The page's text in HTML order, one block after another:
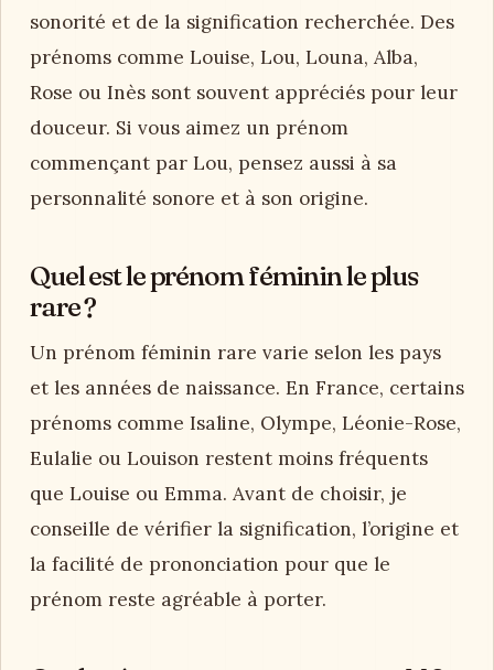
sonorité et de la signification recherchée. Des
prénoms comme Louise, Lou, Louna, Alba,
Rose ou Inès sont souvent appréciés pour leur
douceur. Si vous aimez un prénom
commençant par Lou, pensez aussi à sa
personnalité sonore et à son origine.
Quel est le prénom féminin le plus
rare ?
Un prénom féminin rare varie selon les pays
et les années de naissance. En France, certains
prénoms comme Isaline, Olympe, Léonie-Rose,
Eulalie ou Louison restent moins fréquents
que Louise ou Emma. Avant de choisir, je
conseille de vérifier la signification, l’origine et
la facilité de prononciation pour que le
prénom reste agréable à porter.